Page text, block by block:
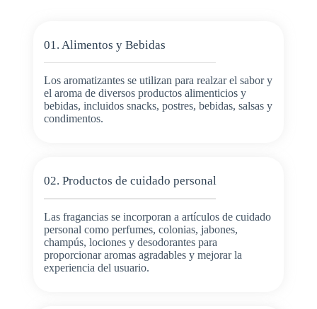
01. Alimentos y Bebidas
Los aromatizantes se utilizan para realzar el sabor y
el aroma de diversos productos alimenticios y
bebidas, incluidos snacks, postres, bebidas, salsas y
condimentos.
02. Productos de cuidado personal
Las fragancias se incorporan a artículos de cuidado
personal como perfumes, colonias, jabones,
champús, lociones y desodorantes para
proporcionar aromas agradables y mejorar la
experiencia del usuario.